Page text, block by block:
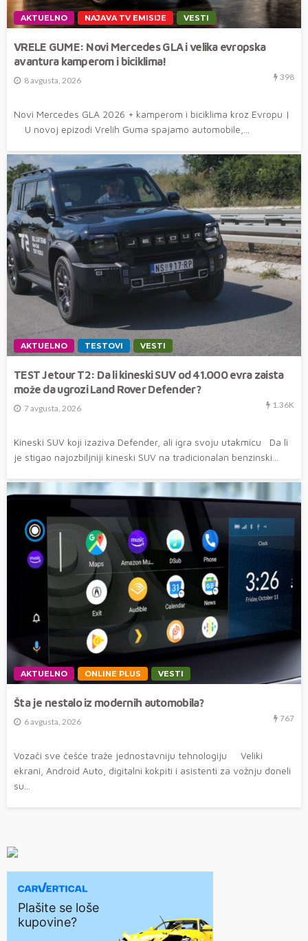
AKTUELNO NAJAVA TV EMISIJE VESTI
VRELE GUME: Novi Mercedes GLA i velika evropska
avantura kamperom i biciklima!
8 avgusta, 2026 398
Novi Mercedes GLA 2026 + kamperom i biciklima kroz Evropu |
U novoj epizodi Vrelih Guma spajamo automobile,...
AKTUELNO TESTOVI VESTI
TEST Jetour T2: Da li kineski SUV od 41.000 evra zaista
može da ugrozi Land Rover Defender?
7 avgusta, 2026 1.36K
Kineski SUV koji izaziva Defender, ali igra svoju utakmicu Da li
je stigao najozbiljniji kineski SUV na tradicionalan benzinski...
AKTUELNO ONLINE PLUS VESTI
Šta je nestalo iz modernih automobila?
6 avgusta, 2026 767
Vozači sve češće traže jednostavniju tehnologiju Veliki
ekrani, Android Auto, digitalni kokpiti i asistenti za vožnju doneli
su...